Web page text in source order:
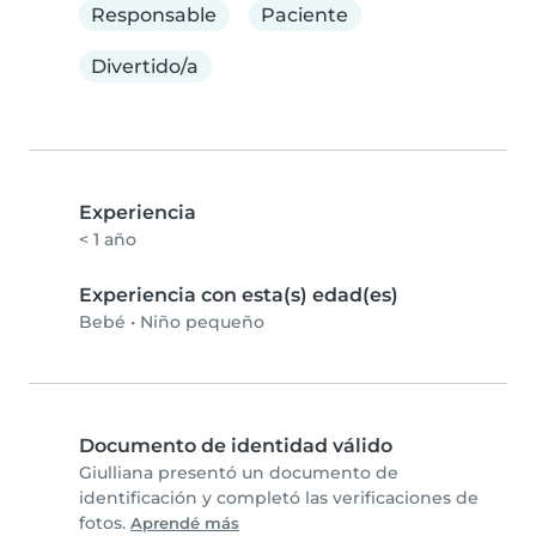
Responsable Paciente
Divertido/a
Experiencia
< 1 año
Experiencia con esta(s) edad(es)
Bebé • Niño pequeño
Documento de identidad válido
Giulliana presentó un documento de
identificación y completó las verificaciones de
fotos. Aprendé más